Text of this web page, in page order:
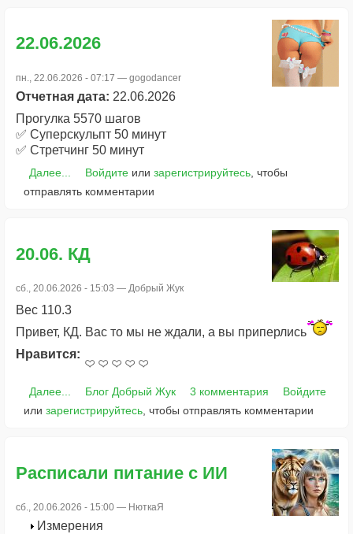
22.06.2026
пн., 22.06.2026 - 07:17 — gogodancer
Отчетная дата: 22.06.2026
Прогулка 5570 шагов
✅ Суперскульпт 50 минут
✅ Стретчинг 50 минут
Далее... Войдитеили зарегистрируйтесь, чтобы
отправлять комментарии
20.06. КД
сб., 20.06.2026 - 15:03 — Добрый Жук
Вес 110.3
Привет, КД. Вас то мы не ждали, а вы приперлись
Нравится:
Далее... Блог Добрый Жук 3 комментария
Войдите
или зарегистрируйтесь , чтобы отправлять комментарии
Расписали питание с ИИ
сб., 20.06.2026 - 15:00 — НюткаЯ
Измерения